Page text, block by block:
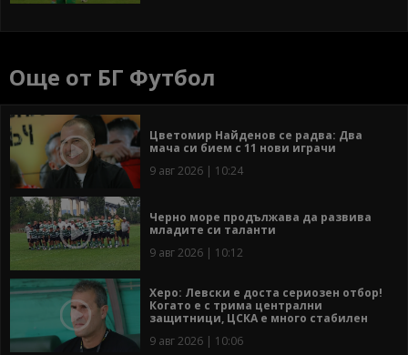
Още от БГ Футбол
Цветомир Найденов се радва: Два
мача си бием с 11 нови играчи
9 авг 2026 | 10:24
Черно море продължава да развива
младите си таланти
9 авг 2026 | 10:12
Херо: Левски е доста сериозен отбор!
Когато е с трима централни
защитници, ЦСКА е много стабилен
9 авг 2026 | 10:06